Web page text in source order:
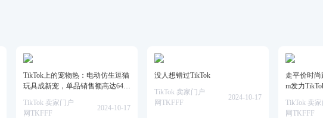
TikTok上的宠物热：电动仿生逗猫
玩具成新宠，单品销售额高达64万
TikTok 卖家门户
网TKFFF
2024-10-17
没人想错过TikTok
TikTok 卖家门户
网TKFFF
2024-10-17
走平价时尚
m发力
TikTok 卖
网TKFFF